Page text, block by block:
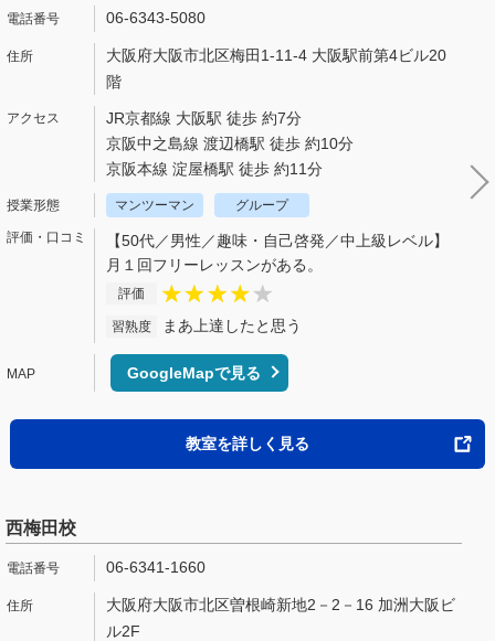
06-6343-5080
大阪府大阪市北区梅田1-11-4 大阪駅前第4ビル20
階
JR京都線 大阪駅 徒歩 約7分
京阪中之島線 渡辺橋駅 徒歩 約10分
京阪本線 淀屋橋駅 徒歩 約11分
マンツーマン グループ
【50代／男性／趣味・自己啓発／中上級レベル】
月１回フリーレッスンがある。
評価
習熟度 まあ上達したと思う
GoogleMapで見る
教室を詳しく見る
西梅田校
06-6341-1660
大阪府大阪市北区曽根崎新地2－2－16 加洲大阪ビ
ル2F